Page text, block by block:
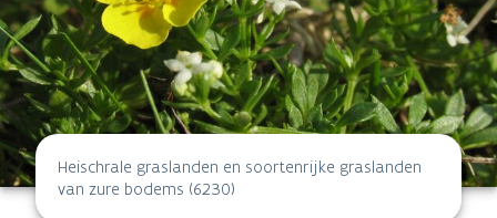
Heischrale graslanden en soortenrijke graslanden
van zure bodems (6230)